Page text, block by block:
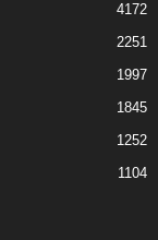
4172
2251
1997
1845
1252
1104